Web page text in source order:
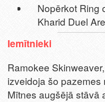
Nopērkot Ring
Kharid Duel
Iemītnieki
Ramokee
izveidoja šo
Mītnes augšējā stāvā